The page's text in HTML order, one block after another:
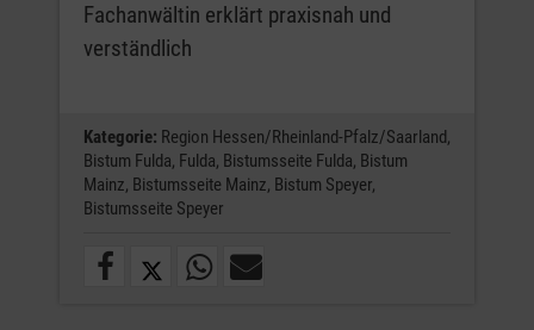
Fachanwältin erklärt praxisnah und
verständlich
Kategorie: Region Hessen/Rheinland-Pfalz/Saarland,
Bistum Fulda, Fulda, Bistumsseite Fulda, Bistum
Mainz, Bistumsseite Mainz, Bistum Speyer,
Bistumsseite Speyer